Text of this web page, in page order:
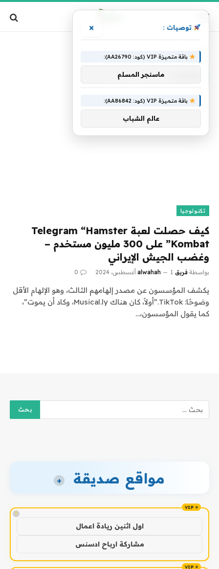
تكنولوجيا
كيف حصلت لعبة Telegram “Hamster
Kombat” على 300 مليون مستخدم –
وغضب الجيش الإيراني
بواسطة فريق alwahah 1 أغسطس، 2024 0
يكشف المؤسسون عن مصدر إلهامهم الثالث، وهو الإلهام الأقل
وضوحًا: TikTok.”أولاً، كان هناك Musical.ly، وكاد أن يموت”،
كما يقول المؤسسون،…
مواقع صديقة +
!
اول اثنين ريادة اعمال
مشاركة ارباح ادسنس
توصيات : ×
باقة متميزة VIP (كود: AA26790):
ماسنجر المسلم
باقة متميزة VIP (كود: AA86842):
عالم الشباب